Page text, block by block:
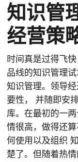
知识管
经营策
时间真是过得飞
品线的知识管理
知识管理。领导
要性， 并随即安
库。在最初的一
情很高，做得还
何使用以及组织
楚了。但随着热